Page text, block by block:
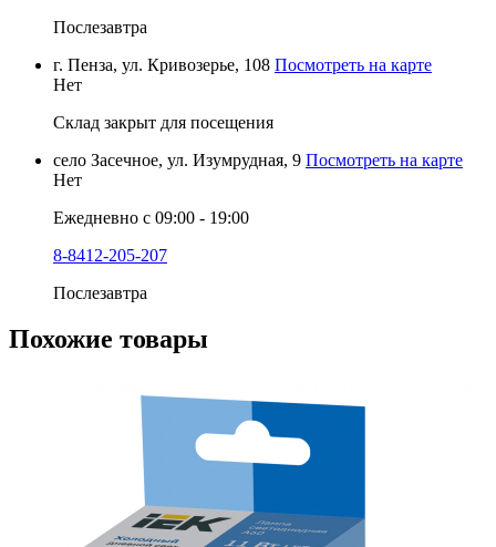
Послезавтра
г. Пенза, ул. Кривозерье, 108 Посмотреть на карте
Нет
Склад закрыт для посещения
село Засечное, ул. Изумрудная, 9 Посмотреть на карте
Нет
Ежедневно с 09:00 - 19:00
8-8412-205-207
Послезавтра
Похожие товары